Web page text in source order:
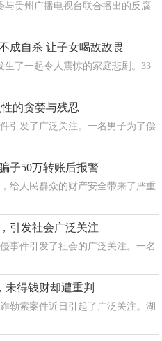
与贵州广播电视台联合播出的反腐
成自杀 让子女喝敌敌畏
生了一起令人震惊的家庭悲剧。33
的贪婪与残忍
引发了广泛关注。一名男子为了偿
子50万转账后报警
给人民群众的财产安全带来了严重
引发社会广泛关注
事件引发了社会的广泛关注。一名
未得钱财却遭重判
勒索案件近日引起了广泛关注。湖